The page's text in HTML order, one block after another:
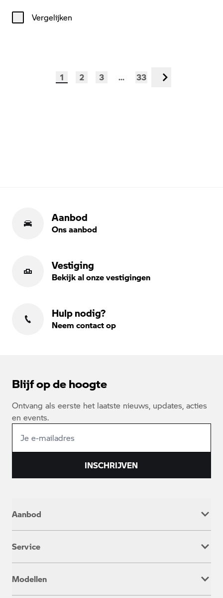
Vergelijken
1 2 3 ... 33 Volgende
Aanbod
Ons aanbod
Vestiging
Bekijk al onze vestigingen
Hulp nodig?
Neem contact op
Blijf op de hoogte
Ontvang als eerste het laatste nieuws, updates, acties
en events.
INSCHRIJVEN
Aanbod
Occasion
Service
Onderhoud & Reparatie
Service inclusive
Modellen